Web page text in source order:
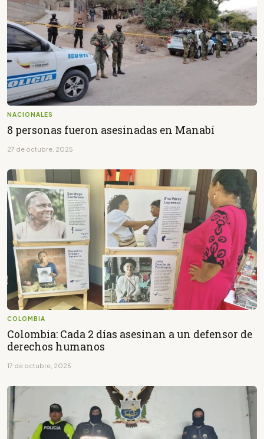
NACIONALES
8 personas fueron asesinadas en Manabí
27 de octubre, 2025
COLOMBIA
Colombia: Cada 2 días asesinan a un defensor de
derechos humanos
17 de octubre, 2025